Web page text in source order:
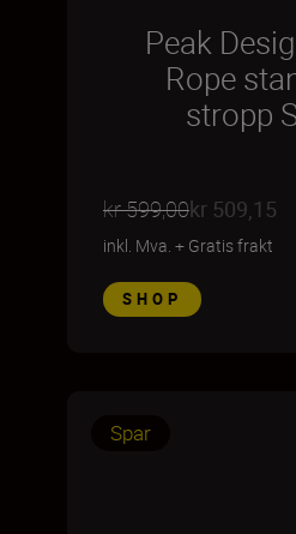
Peak
Rope
stropp
kr 599,00kr 509,15
inkl. Mva. + Gratis frakt
SHOP
Spar